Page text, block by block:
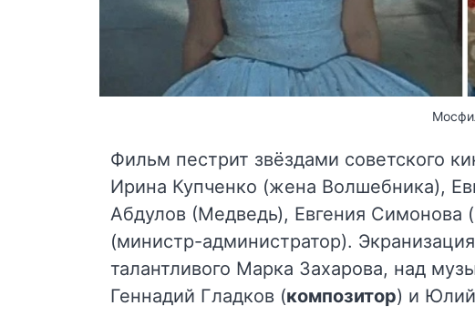
Фильм пестрит звёздами советского
Ирина Купченко (жена Волшебника),
Абдулов (Медведь), Евгения
(министр-администратор).
талантливого Марка Захарова, над
Геннадий Гладков (композитор) и